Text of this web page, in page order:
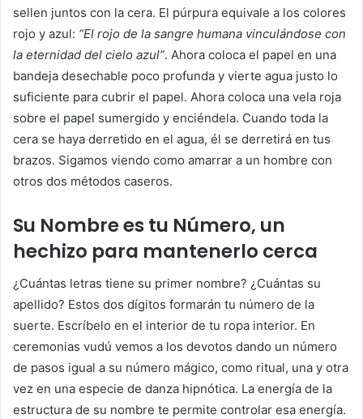
sellen juntos con la cera. El púrpura equivale a los colores
rojo y azul: “El rojo de la sangre humana vinculándose con
la eternidad del cielo azul”. Ahora coloca el papel en una
bandeja desechable poco profunda y vierte agua justo lo
suficiente para cubrir el papel. Ahora coloca una vela roja
sobre el papel sumergido y enciéndela. Cuando toda la
cera se haya derretido en el agua, él se derretirá en tus
brazos. Sigamos viendo como amarrar a un hombre con
otros dos métodos caseros.
Su Nombre es tu Número, un
hechizo para mantenerlo cerca
¿Cuántas letras tiene su primer nombre? ¿Cuántas su
apellido? Estos dos dígitos formarán tu número de la
suerte. Escríbelo en el interior de tu ropa interior. En
ceremonias vudú vemos a los devotos dando un número
de pasos igual a su número mágico, como ritual, una y otra
vez en una especie de danza hipnótica. La energía de la
estructura de su nombre te permite controlar esa energía.